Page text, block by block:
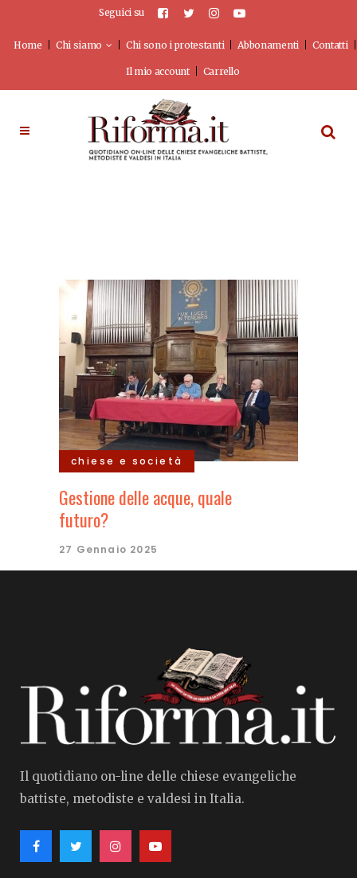
Seguici su
Home Chi siamo Chi sono i protestanti Abbonamenti Contatti
Il mio account Carrello
chiese e società
Gestione delle acque, quale
futuro?
27 Gennaio 2025
Il quotidiano on-line delle chiese evangeliche
battiste, metodiste e valdesi in Italia.